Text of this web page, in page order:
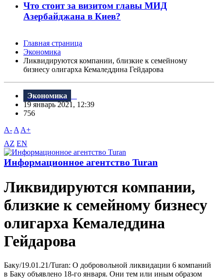
Что стоит за визитом главы МИД
Азербайджана в Киев?
Главная страница
Экономика
Ликвидируются компании, близкие к семейному
бизнесу олигарха Кемаледдина Гейдарова
Экономика
19 январь 2021, 12:39
756
A- A A+
AZ EN
Информационное агентство Turan
Ликвидируются компании,
близкие к семейному бизнесу
олигарха Кемаледдина
Гейдарова
Баку/19.01.21/Turan: О добровольной ликвидации 6 компаний
в Баку объявлено 18-го января. Они тем или иным образом